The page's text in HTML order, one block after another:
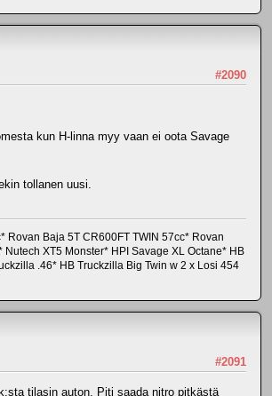
#2090
kun H-linna myy vaan ei oota Savage
tollanen uusi.
Rovan Baja 5T CR600FT TWIN 57cc* Rovan
Nutech XT5 Monster* HPI Savage XL Octane* HB
.46* HB Truckzilla Big Twin w 2 x Losi 454
#2091
tilasin auton. Piti saada nitro pitkästä